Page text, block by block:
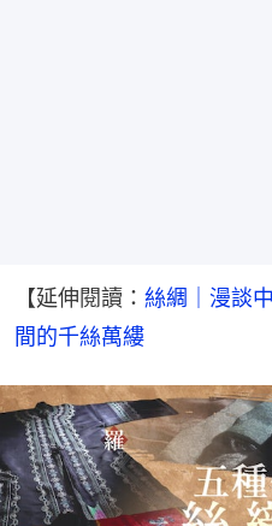
【延伸閱讀： 絲綢｜漫談
間的千絲萬縷